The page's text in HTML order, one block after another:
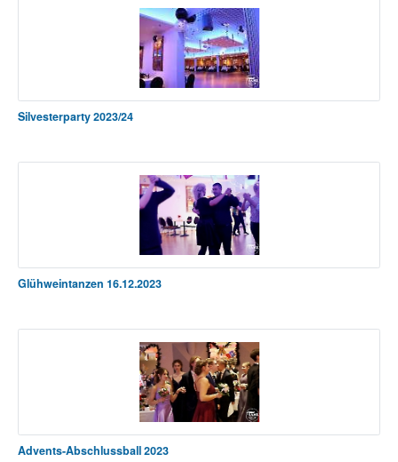
Silvesterparty 2023/24
Glühweintanzen 16.12.2023
Advents-Abschlussball 2023